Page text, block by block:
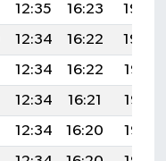
12:35 16:23
19:30
12:34 16:22
19:29
12:34 16:22
19:27
12:34 16:21
19:26
12:34 16:20
19:25